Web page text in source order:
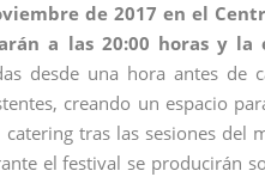
de 2017 en el
a las 20:00 horas y
desde una hora antes de
creando un espacio
cateringtras las sesiones del
el festival se producirán